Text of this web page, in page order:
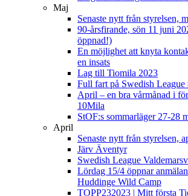
Maj
Senaste nytt från styrelsen,
90-årsfirande, sön 11 juni
öppnad!)
En möjlighet att knyta
en insats
Lag till Tiomila 2023
Full fart på Swedish
April – en bra vårmånad i
10Mila
StOF:s sommarläger 27-28
April
Senaste nytt från styrelsen,
Järv Äventyr
Swedish League
Lördag 15/4 öppnar
Huddinge Wild Camp
TOPP232023 | Mitt första